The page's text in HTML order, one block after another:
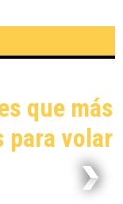
que prevé